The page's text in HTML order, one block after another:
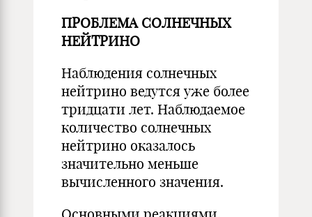
ПРОБЛЕМА СОЛНЕЧНЫХ
НЕЙТРИНО
Наблюдения солнечных
нейтрино ведутся уже более
тридцати лет. Наблюдаемое
количество солнечных
нейтрино оказалось
значительно меньше
вычисленного значения.